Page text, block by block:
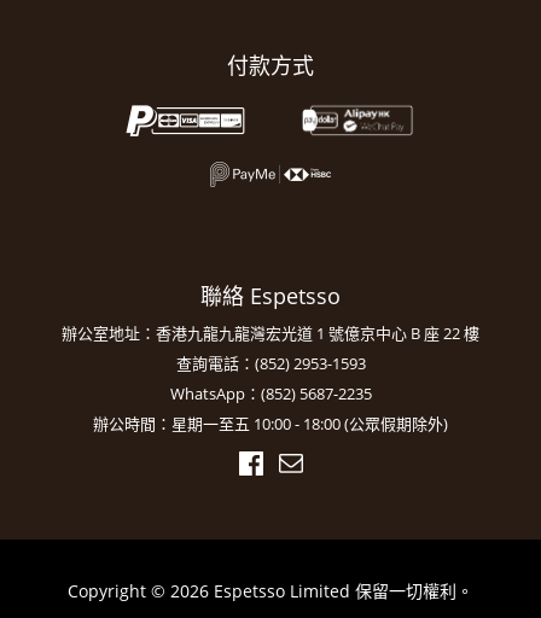
付款方式
聯絡 Espetsso
辦公室地址：香港九龍九龍灣宏光道 1 號億京中心 B 座 22 樓
查詢電話：(852) 2953-1593
WhatsApp：(852) 5687-2235
辦公時間：星期一至五 10:00 - 18:00 (公眾假期除外)
Copyright © 2026 Espetsso Limited 保留一切權利。